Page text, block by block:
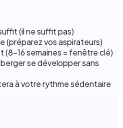
(il ne suffit pas)
(préparez vos aspirateurs)
(8–16 semaines = fenêtre clé)
se développer sans
à votre rythme sédentaire